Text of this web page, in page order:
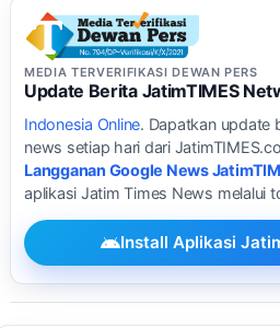
MEDIA TERVERIFIKASI DEWAN PERS
Update Berita JatimTIMES
Indonesia Online. Dapatkan update
news setiap hari dari
Langganan Google News
aplikasi Jatim Times News melalui
Install Aplikasi